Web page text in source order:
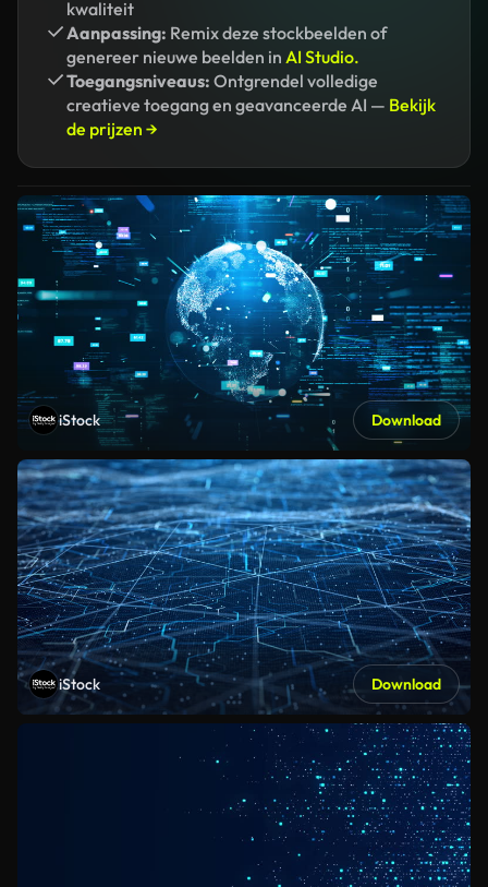
kwaliteit
Aanpassing: Remix deze stockbeelden of
genereer nieuwe beelden in AI Studio.
Toegangsniveaus: Ontgrendel volledige
creatieve toegang en geavanceerde AI — Bekijk
de prijzen →
iStock Download
iStock Download